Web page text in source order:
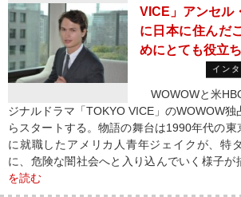
VICE」アンセル
に日本に住んだ
めにとても役立ち
イン
WOWOWと米
ジナルドラマ「TOKYO VICE」のWOWOW
らスタートする。物語の舞台は1990年代の
に就職したアメリカ人青年ジェイクが、特
に、危険な闇社会へと入り込んでいく様子が
を読む